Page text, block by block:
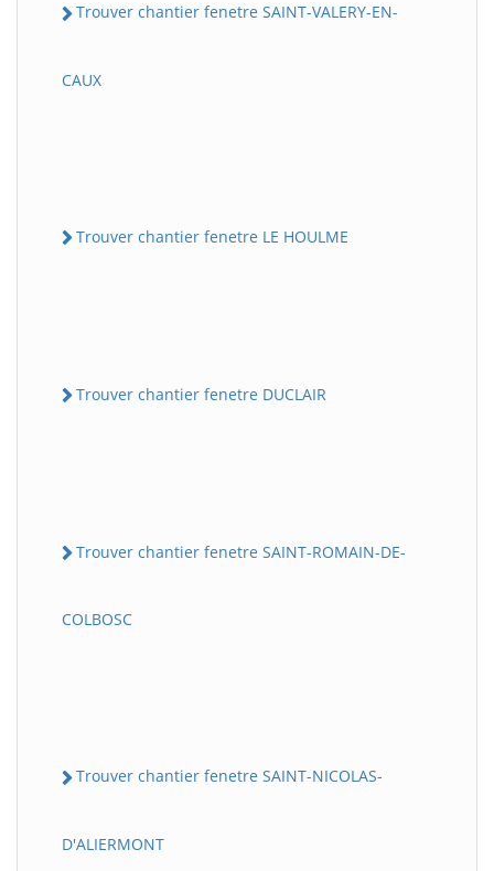
Trouver chantier fenetre SAINT-VALERY-EN-
CAUX
Trouver chantier fenetre LE HOULME
Trouver chantier fenetre DUCLAIR
Trouver chantier fenetre SAINT-ROMAIN-DE-
COLBOSC
Trouver chantier fenetre SAINT-NICOLAS-
D'ALIERMONT